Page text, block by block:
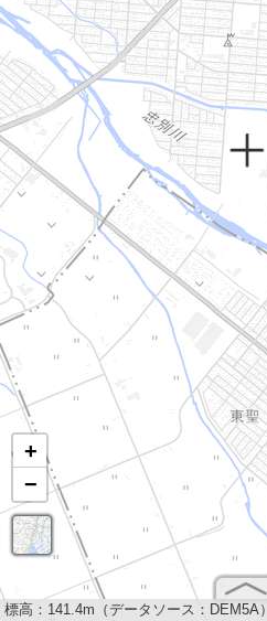
+
−
標高： 141.4m（データソース：DEM5A）